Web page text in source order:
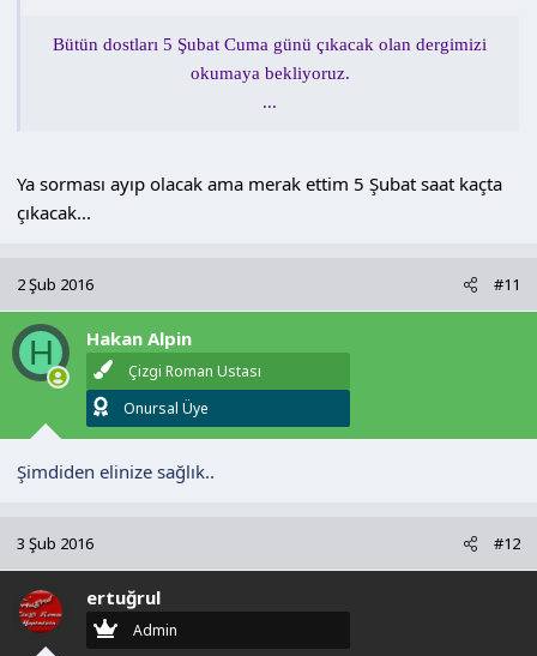
Bütün dostları 5 Şubat Cuma günü çıkacak olan dergimizi
okumaya bekliyoruz.
...
Ya sorması ayıp olacak ama merak ettim 5 Şubat saat kaçta
çıkacak...
2 Şub 2016 #11
H Hakan Alpin
Çizgi Roman Ustası
Onursal Üye
Şimdiden elinize sağlık..
3 Şub 2016 #12
ertuğrul
Admin